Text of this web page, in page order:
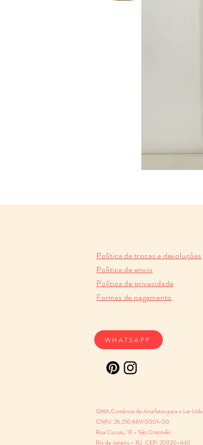
Política de trocas e devoluções
Política de envio
Política de privacidade
Formas de pagamento
GMA Comércio de Artefatos para o Lar Ltda
CNPJ: 26.210.669/0001-00
Rua Curuzu, 17 - São Cristovão
Rio de Janeiro - RJ CEP: 20920-440
WHATSAPP